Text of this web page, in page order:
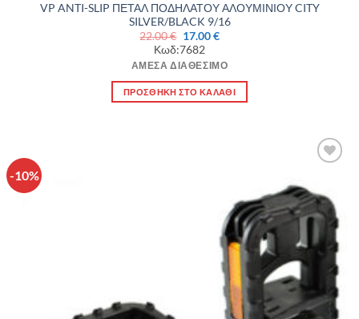
VP ANTI-SLIP ΠΕΤΑΛ ΠΟΔΗΛΑΤΟΥ ΑΛΟΥΜΙΝΙΟΥ CITY
SILVER/BLACK 9/16
22.00€ Original
price
was:
22.00 €.
17.00€Η
είναι:
Κωδ:7682
ΆΜΕΣΑ ΔΙΑΘΈΣΙΜΟ
ΠΡΟΣΘΉΚΗ ΣΤΟ ΚΑΛΆΘΙ
-10%
στην λίστα
επιθυμιών